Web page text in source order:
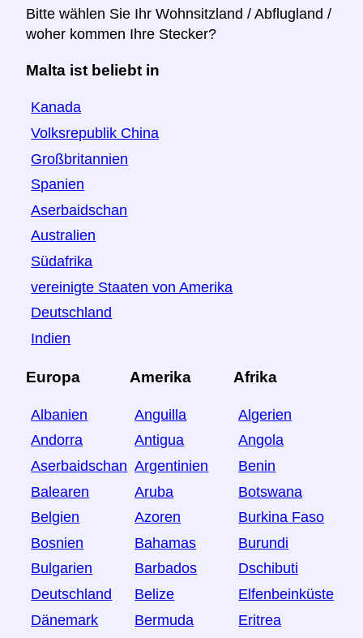
Bitte wählen Sie Ihr Wohnsitzland / Abflugland /
woher kommen Ihre Stecker?
Malta ist beliebt in
Kanada
Volksrepublik China
Großbritannien
Spanien
Aserbaidschan
Australien
Südafrika
vereinigte Staaten von Amerika
Deutschland
Indien
Europa
Albanien
Andorra
Aserbaidschan
Balearen
Belgien
Bosnien
Bulgarien
Deutschland
Dänemark
Amerika
Anguilla
Antigua
Argentinien
Aruba
Azoren
Bahamas
Barbados
Belize
Bermuda
Afrika
Algerien
Angola
Benin
Botswana
Burkina Faso
Burundi
Dschibuti
Elfenbeinküste
Eritrea